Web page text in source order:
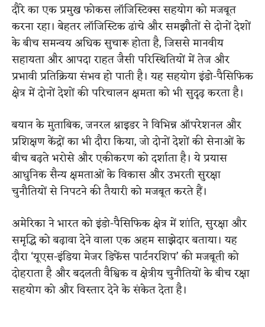
दौरे का एक प्रमुख फोकस लॉजिस्टिक्स सहयोग को मजबूत
करना रहा। बेहतर लॉजिस्टिक ढांचे और समझौतों से दोनों देशों
के बीच समन्वय अधिक सुचारू होता है, जिससे मानवीय
सहायता और आपदा राहत जैसी परिस्थितियों में तेज और
प्रभावी प्रतिक्रिया संभव हो पाती है। यह सहयोग इंडो-पैसिफिक
क्षेत्र में दोनों देशों की परिचालन क्षमता को भी सुदृढ़ करता है।
बयान के मुताबिक, जनरल श्नाइडर ने विभिन्न ऑपरेशनल और
प्रशिक्षण केंद्रों का भी दौरा किया, जो दोनों देशों की सेनाओं के
बीच बढ़ते भरोसे और एकीकरण को दर्शाता है। ये प्रयास
आधुनिक सैन्य क्षमताओं के विकास और उभरती सुरक्षा
चुनौतियों से निपटने की तैयारी को मजबूत करते हैं।
अमेरिका ने भारत को इंडो-पैसिफिक क्षेत्र में शांति, सुरक्षा और
समृद्धि को बढ़ावा देने वाला एक अहम साझेदार बताया। यह
दौरा ‘यूएस-इंडिया मेजर डिफेंस पार्टनरशिप’ की मजबूती को
दोहराता है और बदलती वैश्विक व क्षेत्रीय चुनौतियों के बीच रक्षा
सहयोग को और विस्तार देने के संकेत देता है।